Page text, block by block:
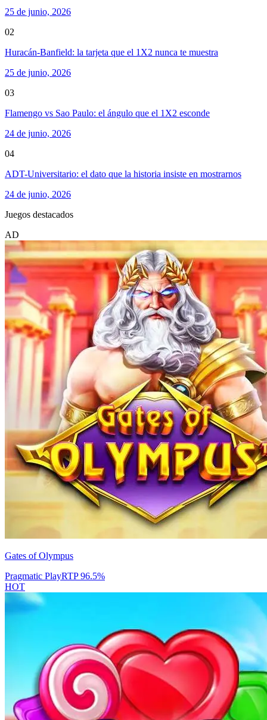
25 de junio, 2026
02
Huracán-Banfield: la tarjeta que el 1X2 nunca te muestra
25 de junio, 2026
03
Flamengo vs Sao Paulo: el ángulo que el 1X2 esconde
24 de junio, 2026
04
ADT-Universitario: el dato que la historia insiste en mostrarnos
24 de junio, 2026
Juegos destacados
AD
Gates of Olympus
Pragmatic PlayRTP96.5%
HOT